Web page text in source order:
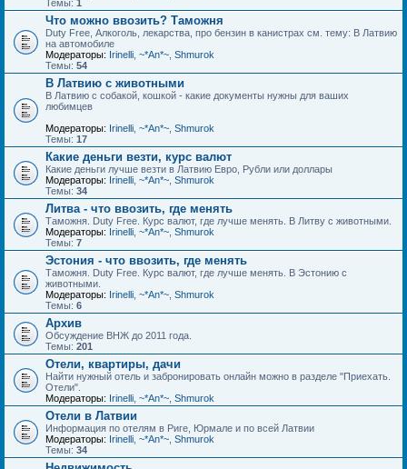
Темы: 1
Что можно ввозить? Таможня
Duty Free, Алкоголь, лекарства, про бензин в канистрах см. тему: В Латвию
на автомобиле
Модераторы: Irinelli ~*An*~ Shmurok
Темы: 54
В Латвию с животными
В Латвию с собакой, кошкой - какие документы нужны для ваших
любимцев
Модераторы: Irinelli ~*An*~ Shmurok
Темы: 17
Какие деньги везти, курс валют
Какие деньги лучше везти в Латвию Евро, Рубли или доллары
Модераторы: Irinelli ~*An*~ Shmurok
Темы: 34
Литва - что ввозить, где менять
Таможня. Duty Free. Курс валют, где лучше менять. В Литву с животными.
Модераторы: Irinelli ~*An*~ Shmurok
Темы: 7
Эстония - что ввозить, где менять
Таможня. Duty Free. Курс валют, где лучше менять. В Эстонию с
животными.
Модераторы: Irinelli ~*An*~ Shmurok
Темы: 6
Архив
Обсуждение ВНЖ до 2011 года.
Темы: 201
Отели, квартиры, дачи
Найти нужный отель и забронировать онлайн можно в разделе "Приехать.
Отели".
Модераторы: Irinelli ~*An*~ Shmurok
Отели в Латвии
Информация по отелям в Риге, Юрмале и по всей Латвии
Модераторы: Irinelli ~*An*~ Shmurok
Темы: 34